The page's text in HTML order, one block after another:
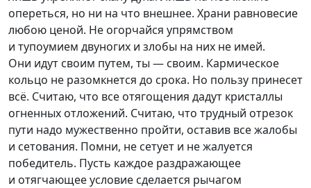
опереться, но ни на что внешнее. Храни равновесие
любою ценой. Не огорчайся упрямством
и тупоумием двуногих и злобы на них не имей.
Они идут своим путем, ты — своим. Кармическое
кольцо не разомкнется до срока. Но пользу принесет
всё. Считаю, что все отягощения дадут кристаллы
огненных отложений. Считаю, что трудный отрезок
пути надо мужественно пройти, оставив все жалобы
и сетования. Помни, не сетует и не жалуется
победитель. Пусть каждое раздражающее
и отягчающее условие сделается рычагом